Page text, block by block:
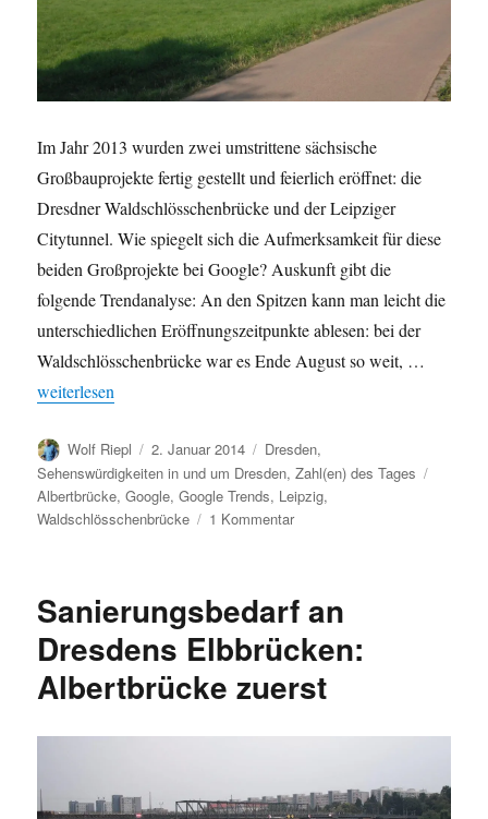
Im Jahr 2013 wurden zwei umstrittene sächsische
Großbauprojekte fertig gestellt und feierlich eröffnet: die
Dresdner Waldschlösschenbrücke und der Leipziger
Citytunnel. Wie spiegelt sich die Aufmerksamkeit für diese
beiden Großprojekte bei Google? Auskunft gibt die
folgende Trendanalyse: An den Spitzen kann man leicht die
unterschiedlichen Eröffnungszeitpunkte ablesen: bei der
Waldschlösschenbrücke war es Ende August so weit, …
„Dresdner Waldschlösschenbrücke und Leipziger Citytunnel im
weiterlesen
Autor
Wolf Riepl
Veröffentlicht
am
2. Januar 2014 Kategorien
Dresden,
Sehenswürdigkeiten in und um Dresden,Zahl(en) des Tages
Albertbrücke,Google,Google Trends, Leipzig,
Waldschlösschenbrücke
1 Kommentarzu
Leipziger
im
Google-
Vergleich
Sanierungsbedarf an
Dresdens Elbbrücken:
Albertbrücke zuerst